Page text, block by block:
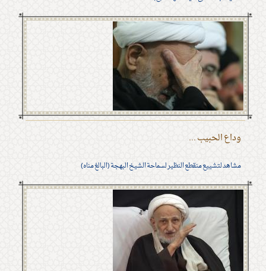
وداع الحبيب ...
مشاهد لتشييع منقطع النظير لسماحة الشيخ البهجة (البالغ مناه)